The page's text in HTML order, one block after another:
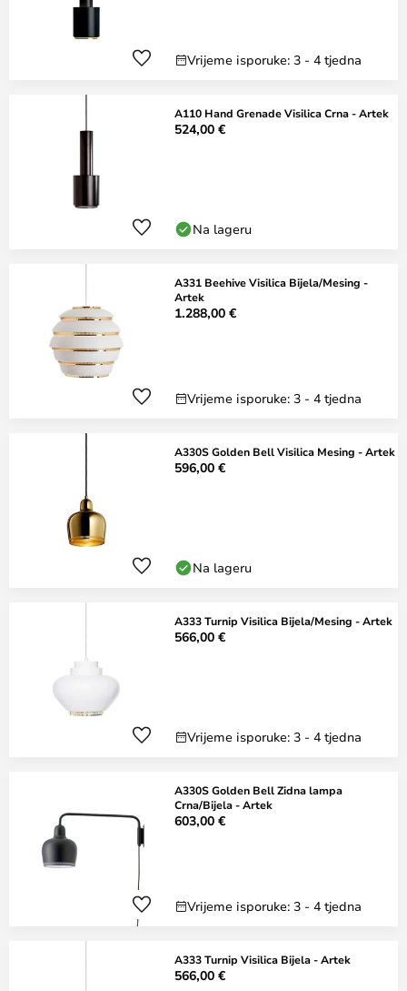
Vrijeme isporuke: 3 - 4 tjedna
A110 Hand Grenade Visilica Crna - Artek
524,00 €
Na lageru
A331 Beehive Visilica Bijela/Mesing -
Artek
1.288,00 €
Vrijeme isporuke: 3 - 4 tjedna
A330S Golden Bell Visilica Mesing - Artek
596,00 €
Na lageru
A333 Turnip Visilica Bijela/Mesing - Artek
566,00 €
Vrijeme isporuke: 3 - 4 tjedna
A330S Golden Bell Zidna lampa
Crna/Bijela - Artek
603,00 €
Vrijeme isporuke: 3 - 4 tjedna
A333 Turnip Visilica Bijela - Artek
566,00 €